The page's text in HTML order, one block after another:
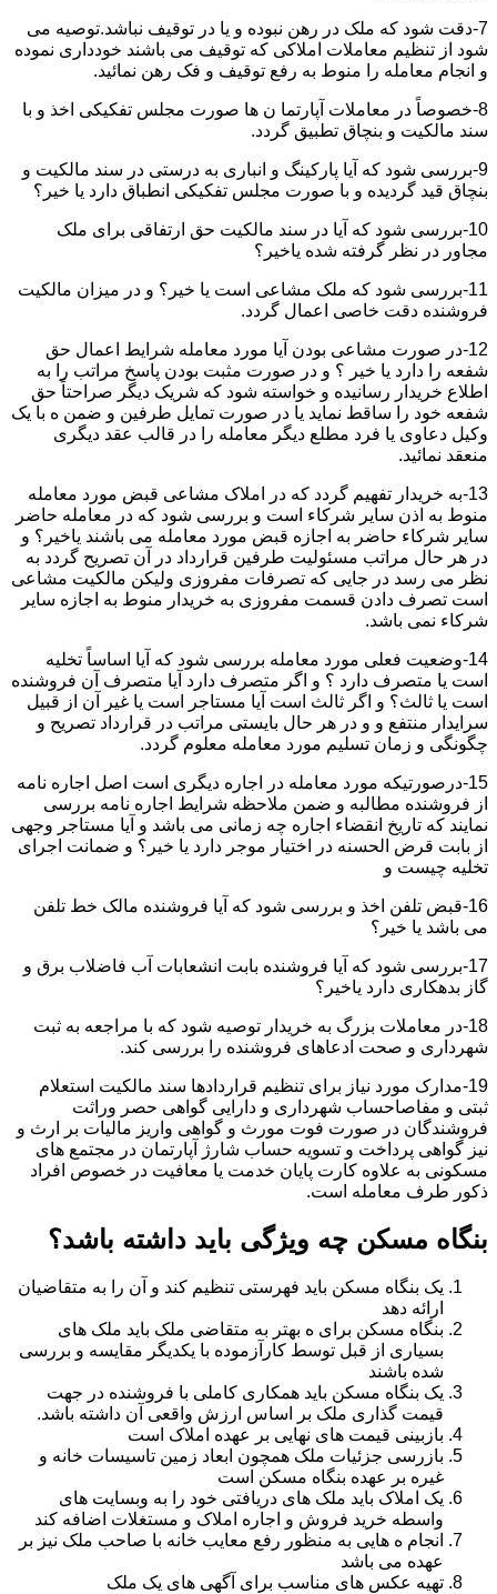
7-دقت شود که ملک در رهن نبوده و یا در توقیف نباشد.توصیه می
شود از تنظیم معاملات املاکی که توقیف می باشند خودداری نموده
و انجام معامله را منوط به رفع توقیف و فک رهن نمائید.
8-خصوصاً در معاملات آپارتما ن ها صورت مجلس تفکیکی اخذ و با
سند مالکیت و بنچاق تطبیق گردد.
9-بررسی شود که آیا پارکینگ و انباری به درستی در سند مالکیت و
بنچاق قید گردیده و با صورت مجلس تفکیکی انطباق دارد یا خیر؟
10-بررسی شود که آیا در سند مالکیت حق ارتفاقی برای ملک
مجاور در نظر گرفته شده یاخیر؟
11-بررسی شود که ملک مشاعی است یا خیر؟ و در میزان مالکیت
فروشنده دقت خاصی اعمال گردد.
12-در صورت مشاعی بودن آیا مورد معامله شرایط اعمال حق
شفعه را دارد یا خیر ؟ و در صورت مثبت بودن پاسخ مراتب را به
اطلاع خریدار رسانیده و خواسته شود که شریک دیگر صراحتاً حق
شفعه خود را ساقط نماید یا در صورت تمایل طرفین و ضمن ه با یک
وکیل دعاوی یا فرد مطلع دیگر معامله را در قالب عقد دیگری
منعقد نمائید.
13-به خریدار تفهیم گردد که در املاک مشاعی قبض مورد معامله
منوط به اذن سایر شرکاء است و بررسی شود که در معامله حاضر
سایر شرکاء حاضر به اجازه قبض مورد معامله می باشند یاخیر؟ و
در هر حال مراتب مسئولیت طرفین قرارداد در آن تصریح گردد به
نظر می رسد در جایی که تصرفات مفروزی ولیکن مالکیت مشاعی
است تصرف دادن قسمت مفروزی به خریدار منوط به اجازه سایر
شرکاء نمی باشد.
14-وضعیت فعلی مورد معامله بررسی شود که آیا اساساً تخلیه
است یا متصرف دارد ؟ و اگر متصرف دارد آیا متصرف آن فروشنده
است یا ثالث؟ و اگر ثالث است آیا مستاجر است یا غیر آن از قبیل
سرایدار منتفع و و در هر حال بایستی مراتب در قرارداد تصریح و
چگونگی و زمان تسلیم مورد معامله معلوم گردد.
15-درصورتیکه مورد معامله در اجاره دیگری است اصل اجاره نامه
از فروشنده مطالبه و ضمن ملاحظه شرایط اجاره نامه بررسی
نمایند که تاریخ انقضاء اجاره چه زمانی می باشد و آیا مستاجر وجهی
از بابت قرض الحسنه در اختیار موجر دارد یا خیر؟ و ضمانت اجرای
تخلیه چیست و
16-قبض تلفن اخذ و بررسی شود که آیا فروشنده مالک خط تلفن
می باشد یا خیر؟
17-بررسی شود که آیا فروشنده بابت انشعابات آب فاضلاب برق و
گاز بدهکاری دارد یاخیر؟
18-در معاملات بزرگ به خریدار توصیه شود که با مراجعه به ثبت
شهرداری و صحت ادعاهای فروشنده را بررسی کند.
19-مدارک مورد نیاز برای تنظیم قراردادها سند مالکیت استعلام
ثبتی و مفاصاحساب شهرداری و دارایی گواهی حصر وراثت
فروشندگان در صورت فوت مورث و گواهی واریز مالیات بر ارث و
نیز گواهی پرداخت و تسویه حساب شارژ آپارتمان در مجتمع های
مسکونی به علاوه کارت پایان خدمت یا معافیت در خصوص افراد
ذکور طرف معامله است.
بنگاه مسکن چه ویژگی باید داشته باشد؟
یک بنگاه مسکن باید فهرستی تنظیم کند و آن را به متقاضیان
ارائه دهد
بنگاه مسکن برای ه بهتر به متقاضی ملک باید ملک های
بسیاری از قبل توسط کارآزموده با یکدیگر مقایسه و بررسی
شده باشند
یک بنگاه مسکن باید همکاری کاملی با فروشنده در جهت
قیمت گذاری ملک بر اساس ارزش واقعی آن داشته باشد.
بازبینی قیمت های نهایی بر عهده املاک است
بازرسی جزئیات ملک همچون ابعاد زمین تاسیسات خانه و
غیره بر عهده بنگاه مسکن است
یک املاک باید ملک های دریافتی خود را به وبسایت های
واسطه خرید فروش و اجاره املاک و مستغلات اضافه کند
انجام ه هایی به منظور رفع معایب خانه با صاحب ملک نیز بر
عهده می باشد
تهیه عکس های مناسب برای آگهی های یک ملک